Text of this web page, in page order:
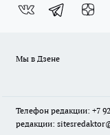
Мы в Дзене
Телефон редакции: +7
редакции: